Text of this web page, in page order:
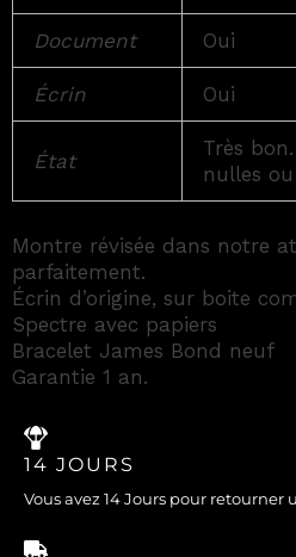
Document Oui
Écrin Oui
État
Très
nulles
Montre révisée dans notre
parfaitement.
Écrin d’origine, sur boite
Spectre avec papiers
Bracelet James Bond neuf
Garantie 1 an.
14 JOURS
Vous avez 14 Jours pour retourner